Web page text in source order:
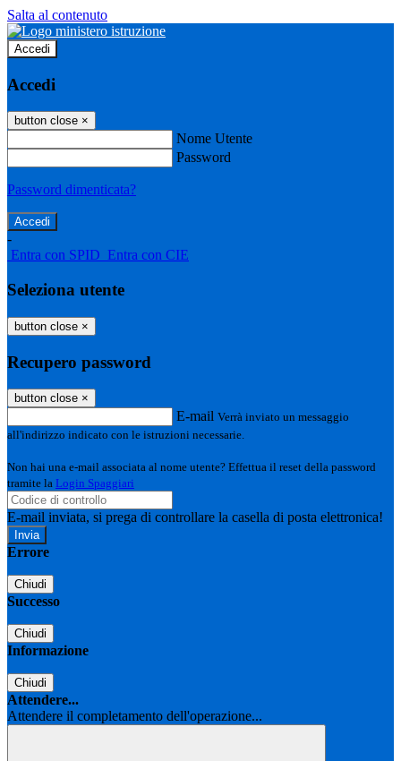
Salta al contenuto
Accedi
Accedi
button close ×
Nome Utente
Password
Password dimenticata?
-
Entra con SPID Entra con CIE
Seleziona utente
button close ×
Recupero password
button close ×
E-mail Verrà inviato un messaggio
all'indirizzo indicato con le istruzioni necessarie.
Non hai una e-mail associata al nome utente? Effettua il reset della password
tramite la Login Spaggiari
E-mail inviata, si prega di controllare la casella di posta elettronica!
Errore
Chiudi
Successo
Chiudi
Informazione
Chiudi
Attendere...
Attendere il completamento dell'operazione...